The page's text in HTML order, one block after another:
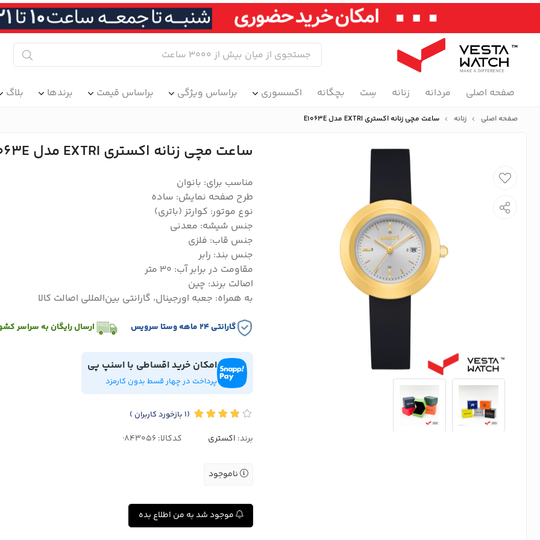
صفحه اصلی مردانه زنانه سِت بچگانه اکسسوری براساس ویژگی براساس قیمت برندها بلاگ
صفحه اصلی زنانه ساعت مچی زنانه اکستری EXTRI مدل E1063E
ساعت مچی زنانه اکستری EXTRI مدل E1063E
مناسب برای: بانوان
طرح صفحه نمایش: ساده
نوع موتور: کوارتز (باتری)
جنس شیشه: معدنی
جنس قاب: فلزی
جنس بند: رابر
مقاومت در برابر آب: 30 متر
اصالت برند: چین
به همراه: جعبه اورجینال، گارانتی بین‌المللی اصالت کالا
گارانتی ۲۴ ماهه وستا سرویس ارسال رایگان به سراسر
امکان خرید اقساطی با اسنپ پی
پرداخت در چهار قسط بدون کارمزد
(1 بازخورد کاربران )
برند: اکستری کدکالا:
ناموجود
موجود شد به من اطلاع بده